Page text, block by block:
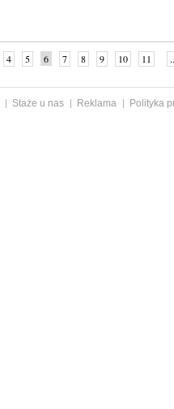
4 5 6 7 8 9 10 11
Staże u nas Reklama
Polityka